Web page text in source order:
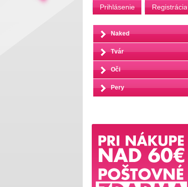
Prihlásenie Registrácia
Naked
Tvár
Oči
Pery